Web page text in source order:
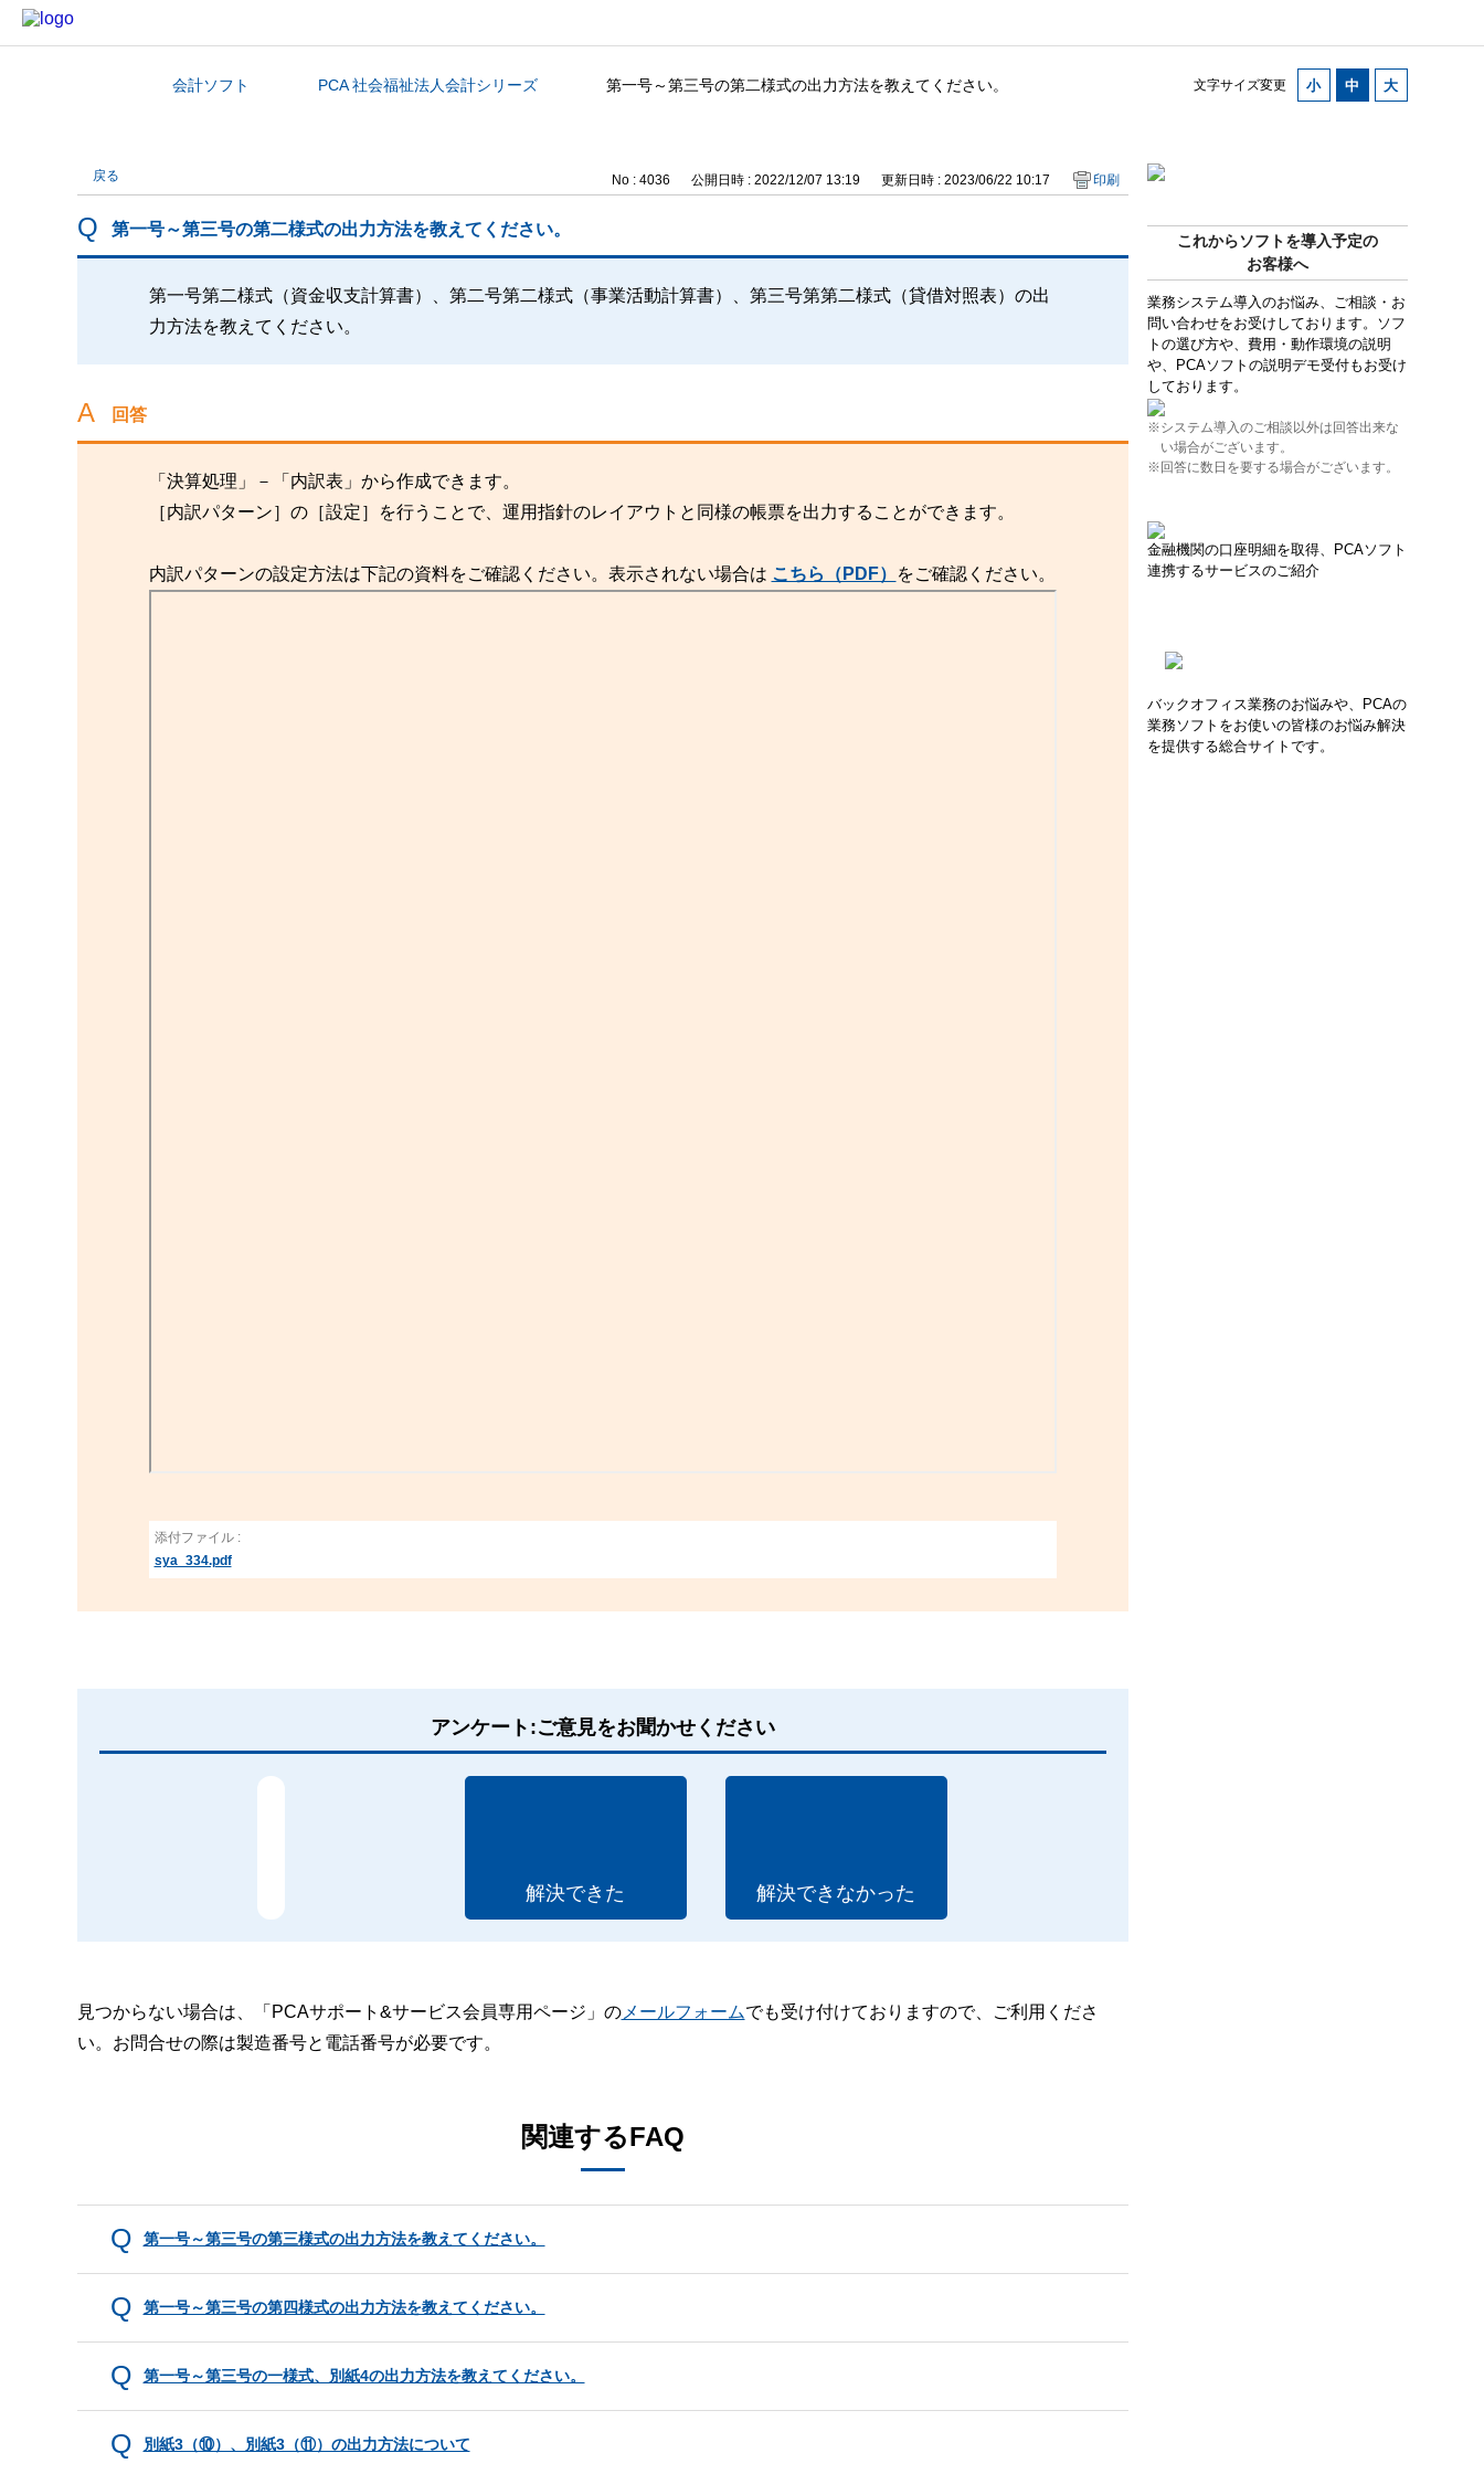
文字サイズ変更
カテゴリから探す
会計ソフト PCA 社会福祉法人会計シリーズ 第一号～第三号の第二様式の出力方法を教えてください。
これからソフトを導入予定の
お客様へ
業務システム導入のお悩み、ご相談・お
問い合わせをお受けしております。ソフ
トの選び方や、費用・動作環境の説明
や、PCAソフトの説明デモ受付もお受け
しております。
※システム導入のご相談以外は回答出来な
い場合がございます。
※回答に数日を要する場合がございます。
金融機関の口座明細を取得、PCAソフト
連携するサービスのご紹介
バックオフィス業務のお悩みや、PCAの
業務ソフトをお使いの皆様のお悩み解決
を提供する総合サイトです。
戻る No : 4036 公開日時 : 2022/12/07 13:19 更新日時 : 2023/06/22 10:17 印刷
第一号～第三号の第二様式の出力方法を教えてください。
第一号第二様式（資金収支計算書）、第二号第二様式（事業活動計算書）、第三号第第二様式（貸借対照表）の出
力方法を教えてください。
回答
「決算処理」－「内訳表」から作成できます。
［内訳パターン］の［設定］を行うことで、運用指針のレイアウトと同様の帳票を出力することができます。
内訳パターンの設定方法は下記の資料をご確認ください。表示されない場合は こちら（PDF） をご確認ください。
添付ファイル :
sya_334.pdf
アンケート:ご意見をお聞かせください
解決できた 解決できなかった
見つからない場合は、「PCAサポート&サービス会員専用ページ」のメールフォームでも受け付けておりますので、ご利用くださ
い。お問合せの際は製造番号と電話番号が必要です。
関連するFAQ
第一号～第三号の第三様式の出力方法を教えてください。
第一号～第三号の第四様式の出力方法を教えてください。
第一号～第三号の一様式、別紙4の出力方法を教えてください。
別紙3（⑩）、別紙3（⑪）の出力方法について